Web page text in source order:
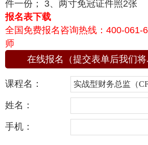
件一份； 3、两寸免冠证件照2张
报名表下载
全国免费报名咨询热线：400-061-
师
在线报名（提交表单后我们将
课程名：
姓名：
手机：